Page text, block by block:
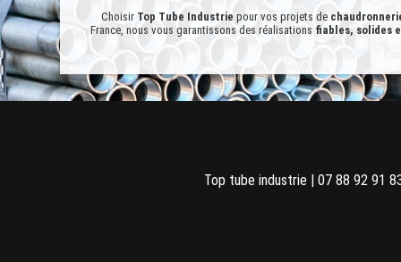
Choisir Top Tube Industrie pour vos projets de
France, nous vous garantissons des réalisations fiables, solides
Support de tuyauterie industriel dans Rhône-alpes
Top tube industrie | 07 88 92 91